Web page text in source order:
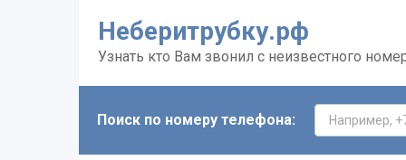
Неберитрубку.рф
Узнать кто Вам звонил с неизвестного
Поиск по номеру телефона: